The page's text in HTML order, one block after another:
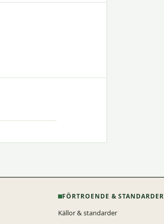
FÖRTROENDE & STANDARDER
Källor & standarder